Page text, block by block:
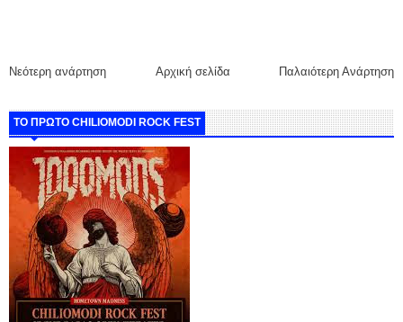
Νεότερη ανάρτηση Παλαιότερη Ανάρτηση
Αρχική σελίδα
ΤΟ ΠΡΩΤΟ CHILIOMODI ROCK FEST